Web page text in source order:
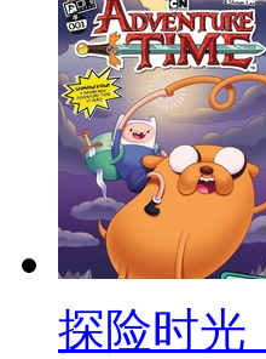
探险时光